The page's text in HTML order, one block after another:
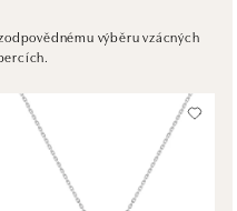
Černý most, Praha 9
Praha 4 - Chodov
- Chodov
výběru vzácných